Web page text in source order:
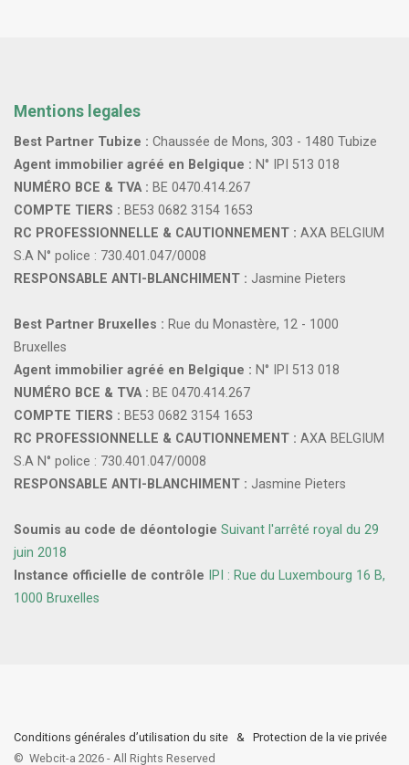
Mentions legales
Best Partner Tubize : Chaussée de Mons, 303 - 1480 Tubize
Agent immobilier agréé en Belgique : N° IPI 513 018
NUMÉRO BCE & TVA : BE 0470.414.267
COMPTE TIERS : BE53 0682 3154 1653
RC PROFESSIONNELLE & CAUTIONNEMENT : AXA BELGIUM
S.A N° police : 730.401.047/0008
RESPONSABLE ANTI-BLANCHIMENT : Jasmine Pieters
Best Partner Bruxelles : Rue du Monastère, 12 - 1000
Bruxelles
Agent immobilier agréé en Belgique : N° IPI 513 018
NUMÉRO BCE & TVA : BE 0470.414.267
COMPTE TIERS : BE53 0682 3154 1653
RC PROFESSIONNELLE & CAUTIONNEMENT : AXA BELGIUM
S.A N° police : 730.401.047/0008
RESPONSABLE ANTI-BLANCHIMENT : Jasmine Pieters
Soumis au code de déontologie Suivant l'arrêté royal du 29
juin 2018
Instance officielle de contrôle
IPI : Rue du Luxembourg 16 B,
1000 Bruxelles
Conditions générales d’utilisation du site & Protection de la vie privée
© Webcit-a 2026 - All Rights Reserved